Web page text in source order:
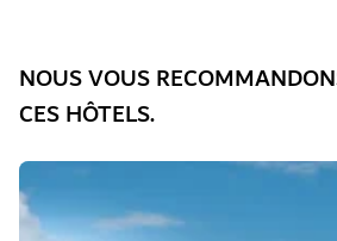
NOUS VOUS
CES HÔTELS.